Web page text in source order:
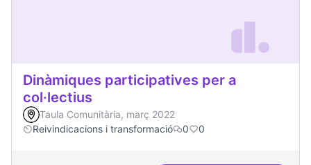
Dinàmiques participatives per a
col·lectius
Taula Comunitària, març 2022
Reivindicacions i transformació
0 0